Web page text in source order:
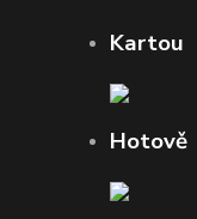
Kartou
Hotově